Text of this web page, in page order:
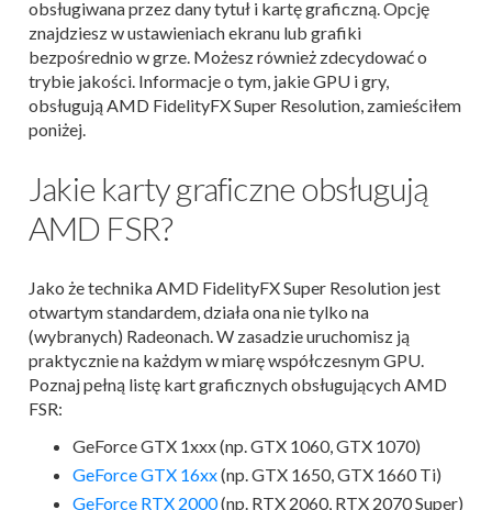
obsługiwana przez dany tytuł i kartę graficzną. Opcję
znajdziesz w ustawieniach ekranu lub grafiki
bezpośrednio w grze. Możesz również zdecydować o
trybie jakości. Informacje o tym, jakie GPU i gry,
obsługują AMD FidelityFX Super Resolution, zamieściłem
poniżej.
Jakie karty graficzne obsługują
AMD FSR?
Jako że technika AMD FidelityFX Super Resolution jest
otwartym standardem, działa ona nie tylko na
(wybranych) Radeonach. W zasadzie uruchomisz ją
praktycznie na każdym w miarę współczesnym GPU.
Poznaj pełną listę kart graficznych obsługujących AMD
FSR:
GeForce GTX 1xxx (np. GTX 1060, GTX 1070)
GeForce GTX 16xx(np. GTX 1650, GTX 1660 Ti)
GeForce RTX 2000(np. RTX 2060, RTX 2070 Super)